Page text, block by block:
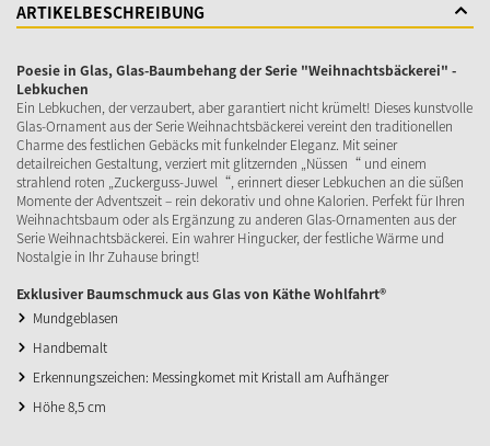
ARTIKELBESCHREIBUNG
Poesie in Glas, Glas-Baumbehang der Serie "Weihnachtsbäckerei" -
Lebkuchen
Ein Lebkuchen, der verzaubert, aber garantiert nicht krümelt! Dieses kunstvolle
Glas-Ornament aus der Serie Weihnachtsbäckerei vereint den traditionellen
Charme des festlichen Gebäcks mit funkelnder Eleganz. Mit seiner
detailreichen Gestaltung, verziert mit glitzernden „Nüssen“ und einem
strahlend roten „Zuckerguss-Juwel“, erinnert dieser Lebkuchen an die süßen
Momente der Adventszeit – rein dekorativ und ohne Kalorien. Perfekt für Ihren
Weihnachtsbaum oder als Ergänzung zu anderen Glas-Ornamenten aus der
Serie Weihnachtsbäckerei. Ein wahrer Hingucker, der festliche Wärme und
Nostalgie in Ihr Zuhause bringt!
Exklusiver Baumschmuck aus Glas von Käthe Wohlfahrt®
Mundgeblasen
Handbemalt
Erkennungszeichen: Messingkomet mit Kristall am Aufhänger
Höhe 8,5 cm